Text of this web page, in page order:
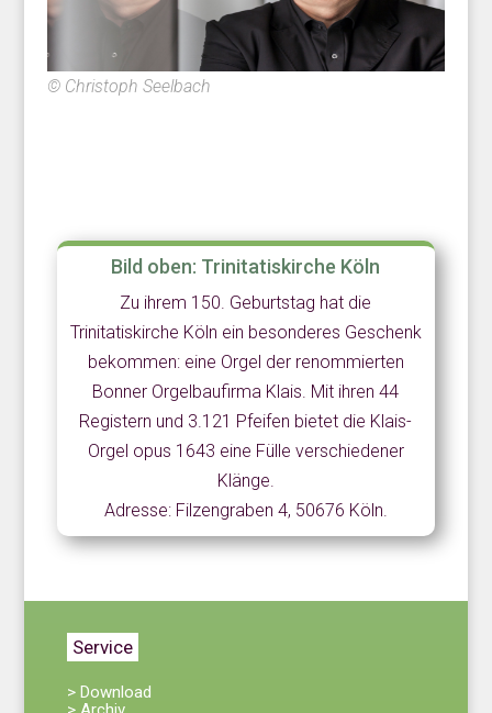
© Christoph Seelbach
Bild oben: Trinitatiskirche Köln
Zu ihrem 150. Geburtstag hat die
Trinitatiskirche Köln ein besonderes Geschenk
bekommen: eine Orgel der renommierten
Bonner Orgelbaufirma Klais. Mit ihren 44
Registern und 3.121 Pfeifen bietet die Klais-
Orgel opus 1643 eine Fülle verschiedener
Klänge.
Adresse: Filzengraben 4, 50676 Köln.
Service
> Download